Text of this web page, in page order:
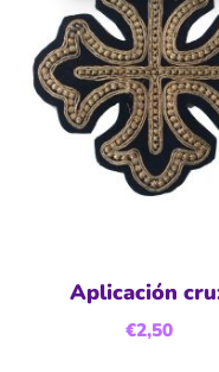
Aplicación
€2,50